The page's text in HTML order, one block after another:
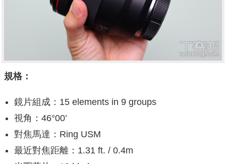
規格：
鏡片組成：15 elements in 9 groups
視角：46°00’
對焦馬達：Ring USM
最近對焦距離：1.31 ft. / 0.4m